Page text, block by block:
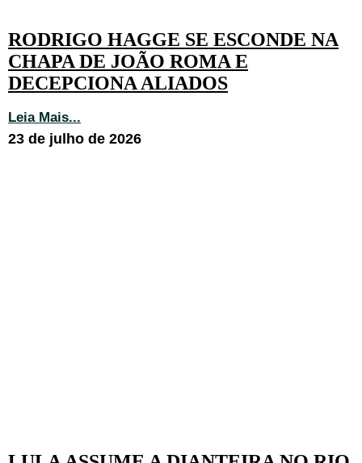
RODRIGO HAGGE SE ESCONDE NA
CHAPA DE JOÃO ROMA E
DECEPCIONA ALIADOS
Leia Mais...
23 de julho de 2026